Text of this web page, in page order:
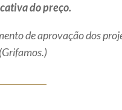
do preço.
de aprovação dos